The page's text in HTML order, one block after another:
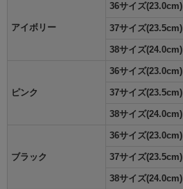
アイボリー
36サイズ(23.0cm)
37サイズ(23.5cm)
38サイズ(24.0cm)
ピンク
36サイズ(23.0cm)
37サイズ(23.5cm)
38サイズ(24.0cm)
ブラック
36サイズ(23.0cm)
37サイズ(23.5cm)
38サイズ(24.0cm)